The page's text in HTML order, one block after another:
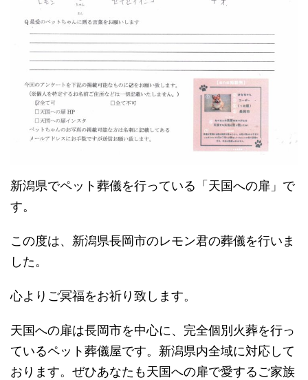
新潟県でペット葬儀を行っている「天国への扉」で
す。
この度は、新潟県長岡市のレモン君の葬儀を行いま
した。
心よりご冥福をお祈り致します。
天国への扉は長岡市を中心に、完全個別火葬を行っ
ているペット葬儀屋です。新潟県内全域に対応して
おります。ぜひあなたも天国への扉で愛するご家族